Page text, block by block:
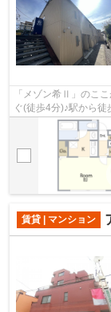
「メゾン希Ⅱ」のこ
ぐ(徒歩4分)♪駅から
いアパートは利便性
賃貸 | マンション